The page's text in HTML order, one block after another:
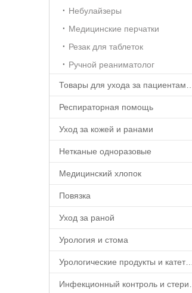
Небулайзеры
Медицинские перчатки
Резак для таблеток
Ручной реаниматолог
Респираторная помощь
Уход за кожей и ранами
Нетканые одноразовые
Медицинский хлопок
Повязка
Уход за раной
Урология и стома
Урологические продукты и катетерные принадлежности